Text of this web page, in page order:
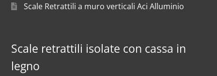
Scale Retrattili a muro verticali Aci Alluminio
Scale retrattili isolate con cassa in
legno